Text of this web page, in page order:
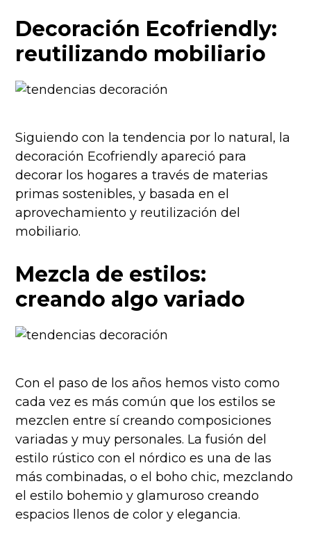
Decoración Ecofriendly:
reutilizando mobiliario
Siguiendo con la tendencia por lo natural, la
decoración Ecofriendly apareció para
decorar los hogares a través de materias
primas sostenibles, y basada en el
aprovechamiento y reutilización del
mobiliario.
Mezcla de estilos:
creando algo variado
Con el paso de los años hemos visto como
cada vez es más común que los estilos se
mezclen entre sí creando composiciones
variadas y muy personales. La fusión del
estilo rústico con el nórdico es una de las
más combinadas, o el boho chic, mezclando
el estilo bohemio y glamuroso creando
espacios llenos de color y elegancia.